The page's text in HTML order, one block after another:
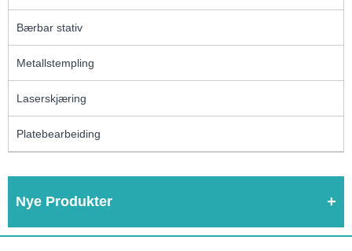
Bærbar stativ
Metallstempling
Laserskjæring
Platebearbeiding
Nye Produkter